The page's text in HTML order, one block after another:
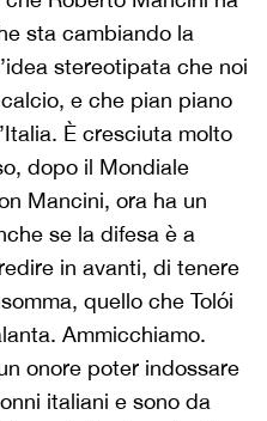
sta cambiando la
stereotipata che noi
e che pian piano
È cresciuta molto
dopo il Mondiale
Mancini, ora ha un
se la difesa è a
in avanti, di tenere
quello che Tolói
Ammicchiamo.
onore poter indossare
italiani e sono da